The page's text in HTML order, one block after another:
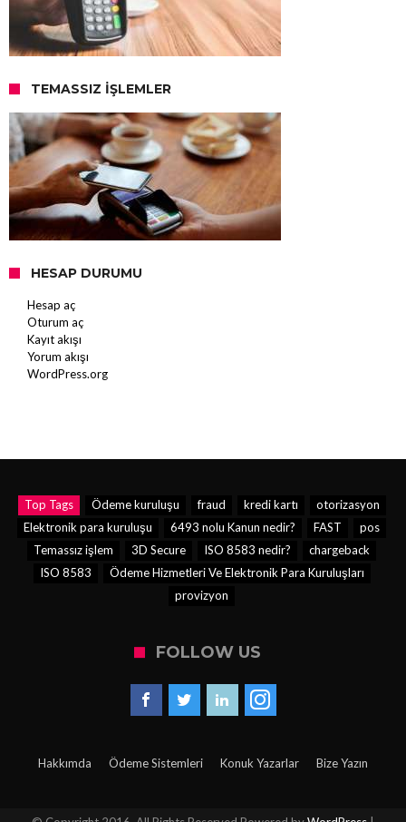
TEMASSIZ İŞLEMLER
HESAP DURUMU
Hesap aç
Oturum aç
Kayıt akışı
Yorum akışı
WordPress.org
Top Tags Ödeme kuruluşu fraud kredi kartı
otorizasyon
Elektronik para kuruluşu
6493 nolu Kanun nedir? FAST
pos
Temassız işlem
3D Secure ISO 8583 nedir?
chargeback
ISO 8583
Ödeme Hizmetleri Ve Elektronik Para Kuruluşları
provizyon
FOLLOW US
Hakkımda Ödeme Sistemleri Konuk Yazarlar Bize Yazın